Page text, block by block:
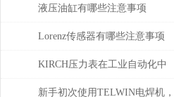
液压油缸有哪些注意事项
Lorenz传感器有哪些注意事项
KIRCH压力表在工业自动化中
的角色与价值
新手初次使用TELWIN电焊机，